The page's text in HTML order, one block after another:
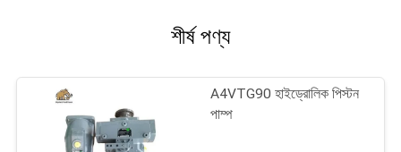
শীর্ষ পণ্য
A4VTG90 হাইড্রোলিক পিস্টন
পাম্প